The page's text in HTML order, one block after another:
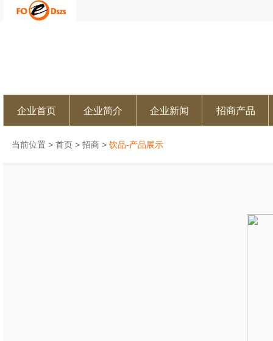
企业首页 企业简介 企业新闻 招商产品
当前位置 > 首页 > 招商 > 饮品-产品展示